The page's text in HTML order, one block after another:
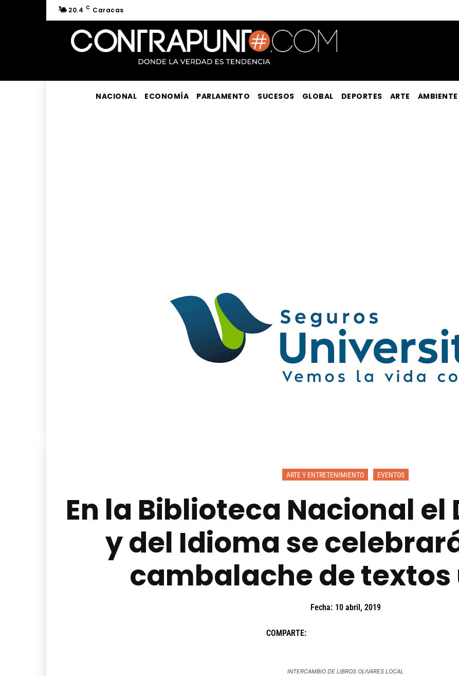
20.4 C Caracas
NACIONAL ECONOMÍA PARLAMENTO SUCESOS GLOBAL DEPORTES ARTE AMBIENTE
ARTE Y ENTRETENIMIENTO EVENTOS
En la Biblioteca Nacional el
y del Idioma se
cambalache de textos
Fecha: 10 abril, 2019
COMPARTE:
INTERCAMBIO DE LIBROS OLIVARES LOCAL